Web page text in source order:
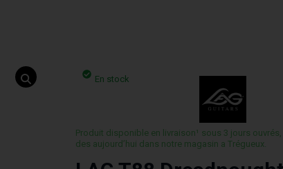
En stock
Produit disponible en livraison¹ sous 3 jours ouvrés,
des aujourd’hui dans notre magasin a Trégueux.